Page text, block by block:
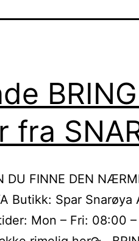
fra
DU FINNE DEN
Butikk: Spar Snarøya
Mon – Fri: 08:00